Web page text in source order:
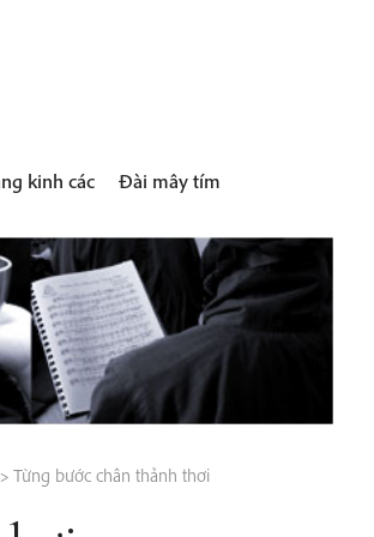
kinh các Đài mây tím
> Từng bước chân thảnh thơi